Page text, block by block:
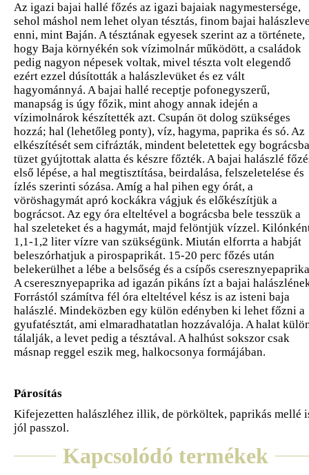
Az igazi bajai hallé főzés az igazi bajaiak nagymestersége,
sehol máshol nem lehet olyan tésztás, finom bajai
enni, mint Baján. A tésztának egyesek szerint az a története,
hogy Baja környékén sok vízimolnár működött, a családok
pedig nagyon népesek voltak, mivel tészta volt elegendő
ezért ezzel dúsították a halászlevüket és ez vált
hagyománnyá. A bajai hallé receptje pofonegyszerű,
manapság is úgy főzik, mint ahogy annak idején a
vízimolnárok készítették azt. Csupán öt dolog szükséges
hozzá; hal (lehetőleg ponty), víz, hagyma, paprika és só. Az
elkészítését sem cifrázták, mindent beletettek egy
tüzet gyújtottak alatta és készre főzték. A bajai halászlé
első lépése, a hal megtisztítása, beirdalása, felszeletelése és
ízlés szerinti sózása. Amíg a hal pihen egy órát, a
vöröshagymát apró kockákra vágjuk és előkészítjük a
bográcsot. Az egy óra elteltével a bográcsba bele tesszük a
hal szeleteket és a hagymát, majd felöntjük vízzel.
1,1-1,2 liter vízre van szükségünk. Miután elforrta a habját
beleszórhatjuk a pirospaprikát. 15-20 perc főzés után
belekerülhet a lébe a belsőség és a csípős
A cseresznyepaprika ad igazán pikáns ízt a bajai
Forrástól számítva fél óra elteltével kész is az isteni baja
halászlé. Mindeközben egy külön edényben ki lehet főzni a
gyufatésztát, ami elmaradhatatlan hozzávalója. A halat
tálalják, a levet pedig a tésztával. A halhúst sokszor csak
másnap reggel eszik meg, halkocsonya formájában.
Párosítás
Kifejezetten halászléhez illik, de pörköltek, paprikás mellé
jól passzol.
Kapcsolódó termékek